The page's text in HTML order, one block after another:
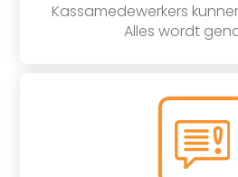
Kassamedewerkers
Alles wordt